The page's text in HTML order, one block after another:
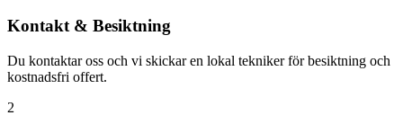
Kontakt & Besiktning
Du kontaktar oss och vi skickar en lokal tekniker för besiktning och
kostnadsfri offert.
2